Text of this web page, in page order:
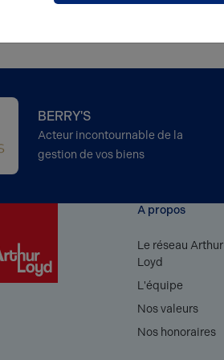
BERRY'S
Acteur incontournable de la
gestion de vos biens
A propos
Le réseau Arthur
Loyd
L'équipe
Nos valeurs
Nos honoraires